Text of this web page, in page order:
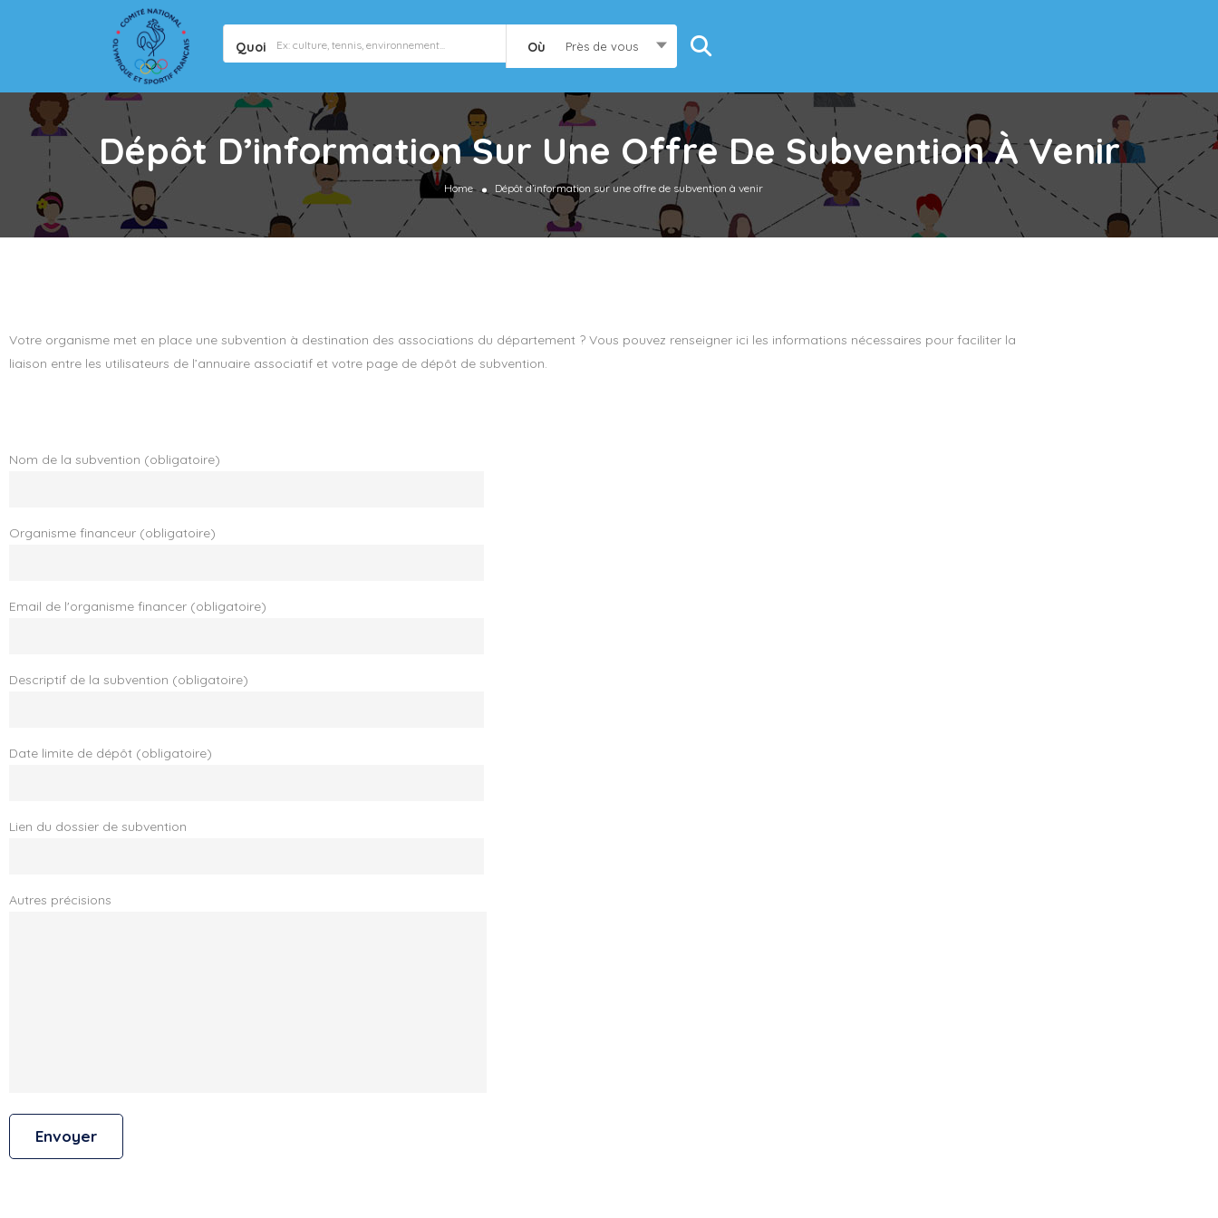
Quoi Où Près de vous
Dépôt D’information Sur Une Offre De Subvention À Venir
Home Dépôt d’information sur une offre de subvention à venir
Votre organisme met en place une subvention à destination des associations du département ? Vous pouvez renseigner ici les informations nécessaires pour faciliter la
liaison entre les utilisateurs de l’annuaire associatif et votre page de dépôt de subvention.
Nom de la subvention (obligatoire)
Organisme financeur (obligatoire)
Email de l'organisme financer (obligatoire)
Descriptif de la subvention (obligatoire)
Date limite de dépôt (obligatoire)
Lien du dossier de subvention
Autres précisions